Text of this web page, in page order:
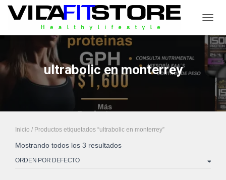
ultrabolic en monterrey
Inicio / Productos etiquetados “ultrabolic en monterrey”
Mostrando todos los 3 resultados